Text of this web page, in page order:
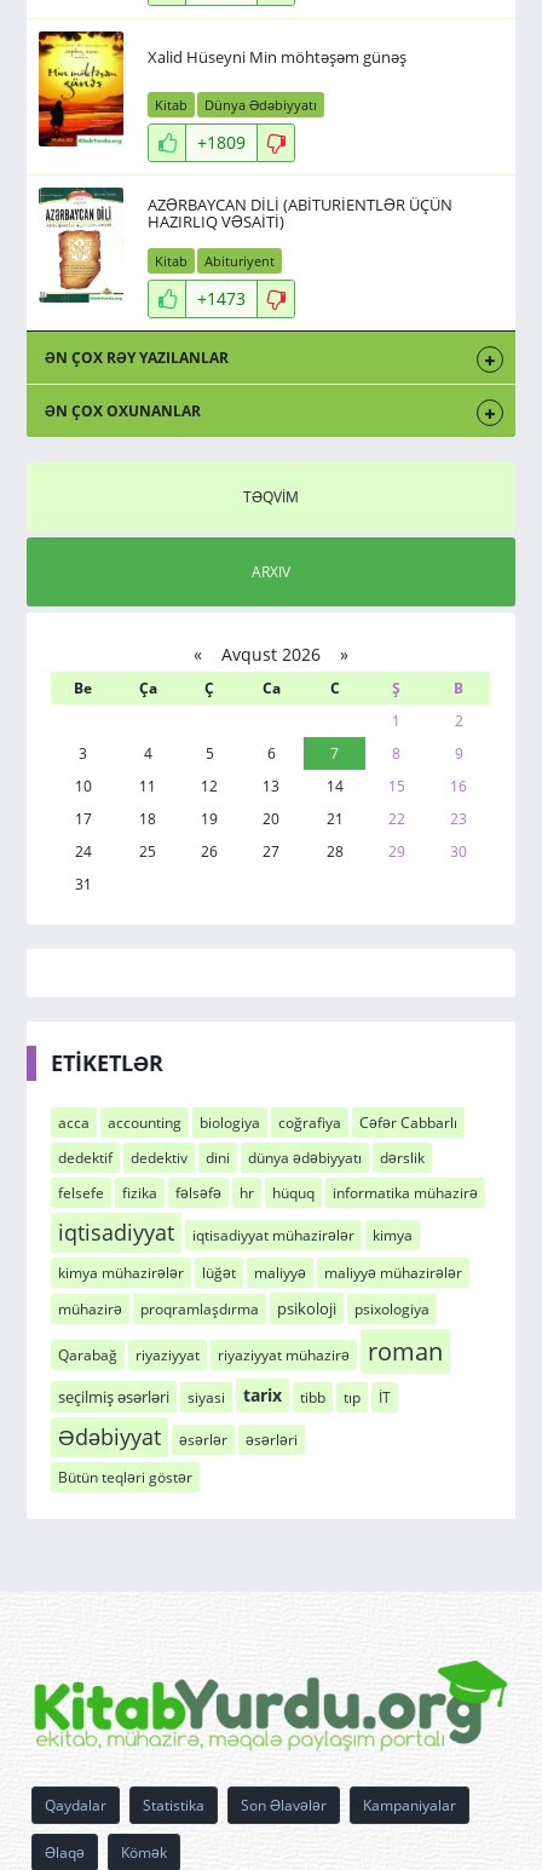
Xalid Hüseyni Min möhtəşəm günəş
Kitab Dünya Ədəbiyyatı
+1809
AZƏRBAYCAN DİLİ (ABİTURİENTLƏR ÜÇÜN
HAZIRLIQ VƏSAİTİ)
Kitab Abituriyent
+1473
ƏN ÇOX RƏY YAZILANLAR
ƏN ÇOX OXUNANLAR
TƏQVİM
ARXIV
«Avqust 2026 »
Be Ça Ç Ca C Ş
B
1
2
3
4 5 6 7 8
9
10
11 12 13 14 15
16
17
18 19 20 21 22
23
24
25 26 27 28 29
30
31
ETİKETLƏR
acca accounting biologiya coğrafiya
Cəfər Cabbarlı
dedektif
dedektiv dini dünya ədəbiyyatı
dərslik
felsefe
fizika fəlsəfə hr hüquq informatika mühazirə
iqtisadiyyat iqtisadiyyat mühazirələr
kimya
kimya mühazirələr
lüğət maliyyə
maliyyə mühazirələr
mühazirə
proqramlaşdırma psikoloji psixologiya
Qarabağ riyaziyyat riyaziyyat mühazirə roman
seçilmiş əsərləri siyasi tarix tibb tıp İT
Ədəbiyyat əsərlər
əsərləri
Bütün teqləri göstər
Qaydalar Statistika Son Əlavələr Kampaniyalar
Əlaqə Kömək